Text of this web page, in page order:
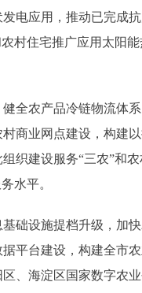
电应用，推动已完成
村住宅推广应用太阳
农产品冷链物流体
商业网点建设，构建
织建设服务“三农”和
水平。
设施提档升级，加
平台建设，构建全市
、海淀区国家数字农